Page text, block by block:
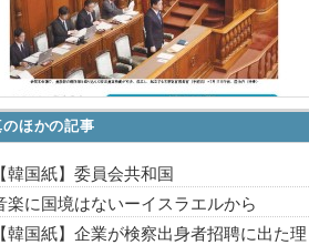
ほかの記事
【韓国紙】委員会共和国
楽に国境はないーイスラエルから
【韓国紙】企業が検察出身者招聘に出た理